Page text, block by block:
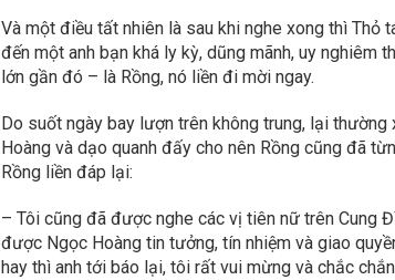
Và một điều tất nhiên là sau khi nghe xong thì Thỏ
đến một anh bạn khá ly kỳ, dũng mãnh, uy nghiêm
lớn gần đó – là Rồng, nó liền đi mời ngay.
Do suốt ngày bay lượn trên không trung, lại
Hoàng và dạo quanh đấy cho nên Rồng cũng đã
Rồng liền đáp lại:
– Tôi cũng đã được nghe các vị tiên nữ trên Cung
được Ngọc Hoàng tin tưởng, tín nhiệm và giao
hay thì anh tới báo lại, tôi rất vui mừng và chắc